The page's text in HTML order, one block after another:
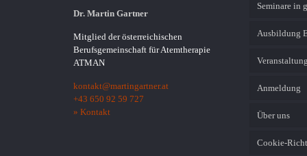
Dr. Martin Gartner
Mitglied der österreichischen
Berufsgemeinschaft für Atemtherapie
ATMAN
kontakt@martingartner.at
+43 650 92 59 727
» Kontakt
Seminare in
Ausbildung
Anmeldung
Über uns
Cookie-